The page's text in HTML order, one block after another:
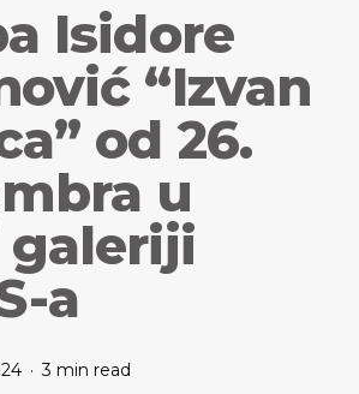
Isidore
“Izvan
od 26.
u
galeriji
a
3 min read